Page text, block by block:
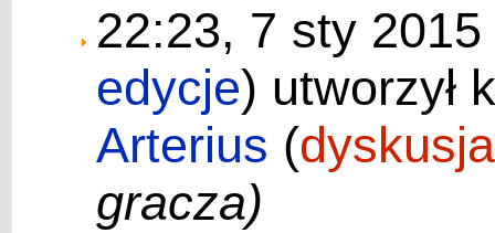
22:23, 7 sty
edycje) utworzył
Arterius (dyskusja
gracza)